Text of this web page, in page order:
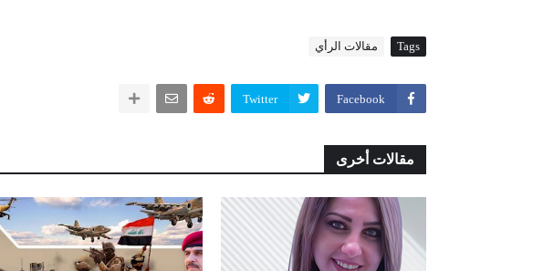
Tags مقالات الرأي
Facebook
Twitter
مقالات أخرى